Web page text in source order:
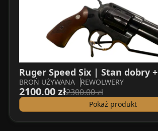
Ruger Speed Six | Stan dobry +
BROŃ UŻYWANA REWOLWERY
2100.00 zł2300.00 zł
Pokaż produkt